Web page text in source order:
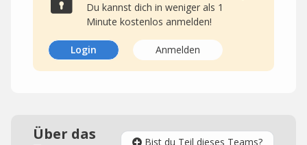
Du kannst dich in weniger als 1
Minute kostenlos anmelden!
Login Anmelden
Über das
Bist du Teil dieses Teams?